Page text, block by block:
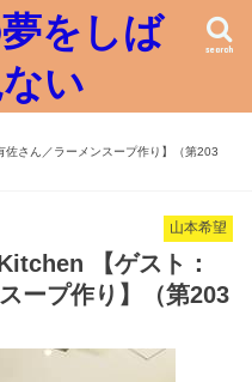
をしば
い
search
さん／ラーメンスープ作り】（第203
山本希望
【ゲスト：
ープ作り】（第203